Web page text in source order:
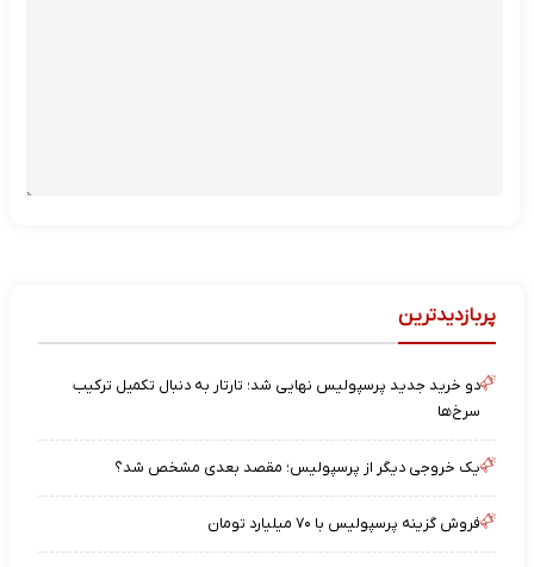
پربازدیدترین
دو خرید جدید پرسپولیس نهایی شد؛ تارتار به دنبال تکمیل ترکیب
سرخ‌ها
یک خروجی دیگر از پرسپولیس؛ مقصد بعدی مشخص شد؟
فروش گزینه پرسپولیس با ۷۰ میلیارد تومان